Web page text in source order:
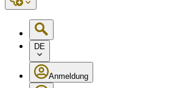
DE
Anmeldung